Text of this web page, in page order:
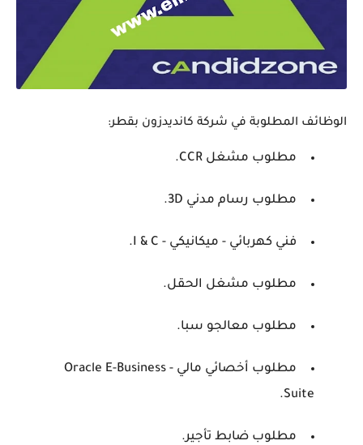
الوظائف المطلوبة في شركة كانديدزون بقطر:
مطلوب مشغل CCR.
مطلوب رسام مدني 3D.
فني كهربائي - ميكانيكي - I & C.
مطلوب مشغل الحقل.
مطلوب معالجو سبا.
مطلوب أخصائي مالي - Oracle E-Business
Suite.
مطلوب ضابط تأجير.